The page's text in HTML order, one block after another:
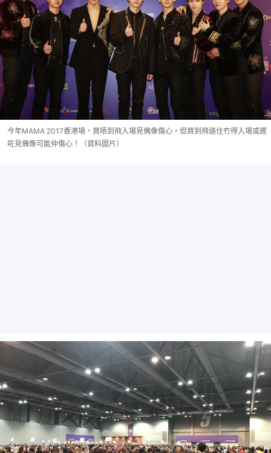
今年MAMA 2017香港場，買唔到飛入場見偶像傷心，但買到飛逼住冇得入場或遲
咗見偶像可能仲傷心！（資料圖片）